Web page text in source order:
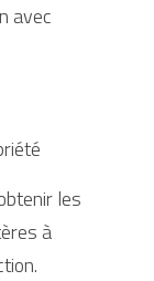
avec
les
à